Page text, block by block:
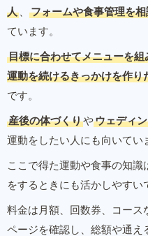
人 、 フォームや食事管理を
ています。
目標に合わせてメニューを組
運動を続けるきっかけを作り
です。
産後の体づくりやウェディ
運動をしたい人にも向いてい
ここで得た運動や食事の知
をするときにも活かしやすい
料金は月額、回数券、コー
ページを確認し、総額や通え